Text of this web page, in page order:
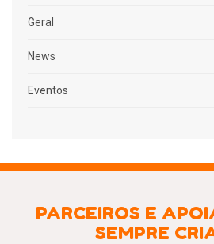
Geral
News
Eventos
PARCEIROS E
SEMPRE